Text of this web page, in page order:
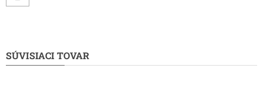
SÚVISIACI TOVAR